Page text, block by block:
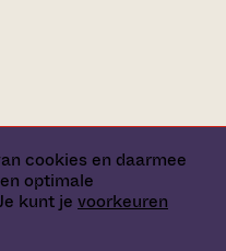
cookies en daarmee
optimale
kunt je voorkeuren